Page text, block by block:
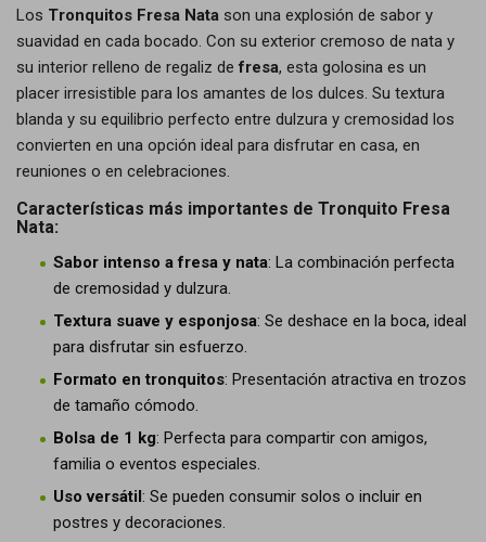
Los Tronquitos Fresa Nata son una explosión de sabor y
suavidad en cada bocado. Con su exterior cremoso de nata y
su interior relleno de regaliz defresa, esta golosina es un
placer irresistible para los amantes de los dulces. Su textura
blanda y su equilibrio perfecto entre dulzura y cremosidad los
convierten en una opción ideal para disfrutar en casa, en
reuniones o en celebraciones.
Características más importantes de Tronquito Fresa
Nata:
Sabor intenso a fresa y nata: La combinación perfecta
de cremosidad y dulzura.
Textura suave y esponjosa: Se deshace en la boca, ideal
para disfrutar sin esfuerzo.
Formato en tronquitos: Presentación atractiva en trozos
de tamaño cómodo.
Bolsa de 1 kg: Perfecta para compartir con amigos,
familia o eventos especiales.
Uso versátil: Se pueden consumir solos o incluir en
postres y decoraciones.